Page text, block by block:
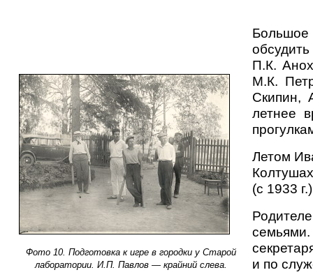
Фото 10. Подготовка к игре в городки у Старой
лаборатории. И.П. Павлов — крайний слева.
П.К.
М.К.
Скипин,
летнее
Летом
(с 1933
семьями.
и по